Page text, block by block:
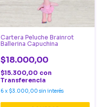
Cartera Peluche Brainrot
Ballerina Capuchina
$18.000,00
$15.300,00 con
Transferencia
6 x $3.000,00 sin interés